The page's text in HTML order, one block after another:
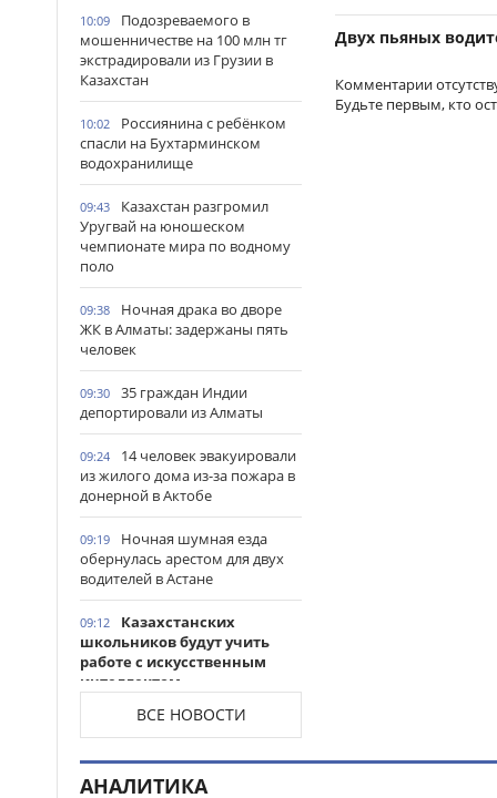
10:09
Подозреваемого в
мошенничестве на 100 млн тг
экстрадировали из Грузии в
Казахстан
10:02
Россиянина с ребёнком
спасли на Бухтарминском
водохранилище
09:43
Казахстан разгромил
Уругвай на юношеском
чемпионате мира по водному
поло
09:38
Ночная драка во дворе
ЖК в Алматы: задержаны пять
человек
09:30
35 граждан Индии
депортировали из Алматы
09:24
14 человек эвакуировали
из жилого дома из-за пожара в
донерной в Актобе
09:19
Ночная шумная езда
обернулась арестом для двух
водителей в Астане
09:12
Казахстанских
школьников будут учить
работе с искусственным
интеллектом
От поэтических вечеров
до форумов: как в Астане
отметят День Абая
ВСЕ НОВОСТИ
Двух пьяных
Комментарии
Будьте первым, кто
АНАЛИТИКА